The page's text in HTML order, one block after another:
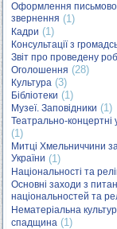
Оформлення
звернення (1)
Кадри (1)
Консультації з
Звіт про проведену
Оголошення (28)
Культура (3)
Бібліотеки (1)
Музеї. Заповідники (1)
Театрально-концертні
(1)
Митці Хмельниччини
України (1)
Національності та
Основні заходи з
національностей та
Нематеріальна
спадщина (1)